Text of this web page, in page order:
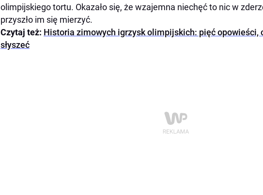
olimpijskiego tortu. Okazało się, że wzajemna niechęć to nic w
przyszło im się mierzyć.
Czytaj też: Historia zimowych igrzysk olimpijskich: pięć opowieści,
słyszeć